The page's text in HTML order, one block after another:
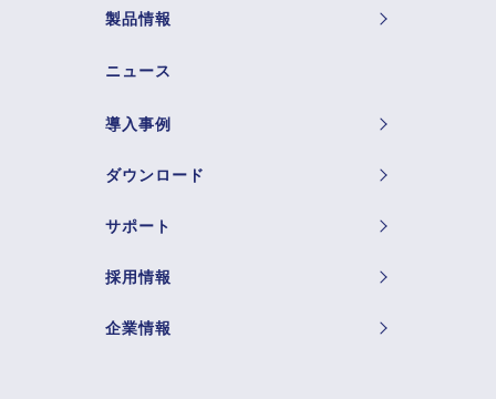
製品情報
ニュース
導入事例
ダウンロード
サポート
採用情報
企業情報